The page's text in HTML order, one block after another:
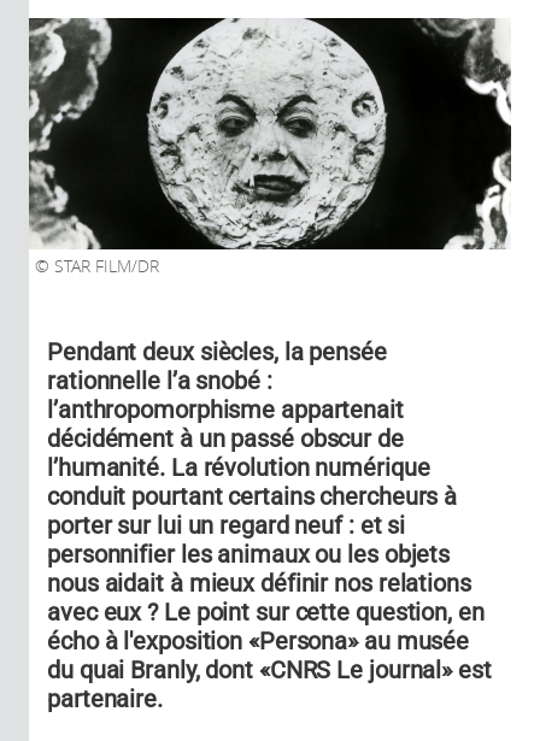
STAR FILM/DR
Pendant deux siècles, la pensée
rationnelle l’a snobé :
l’anthropomorphisme appartenait
décidément à un passé obscur de
l’humanité. La révolution numérique
conduit pourtant certains chercheurs à
porter sur lui un regard neuf : et si
personnifier les animaux ou les objets
nous aidait à mieux définir nos relations
avec eux ? Le point sur cette question, en
écho à l'exposition «Persona» au musée
du quai Branly, dont «CNRS Le journal» est
partenaire.